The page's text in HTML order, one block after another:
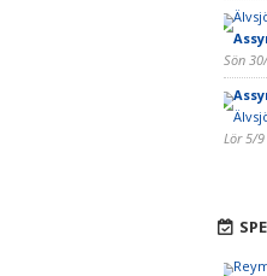
Sön
Lör 5/